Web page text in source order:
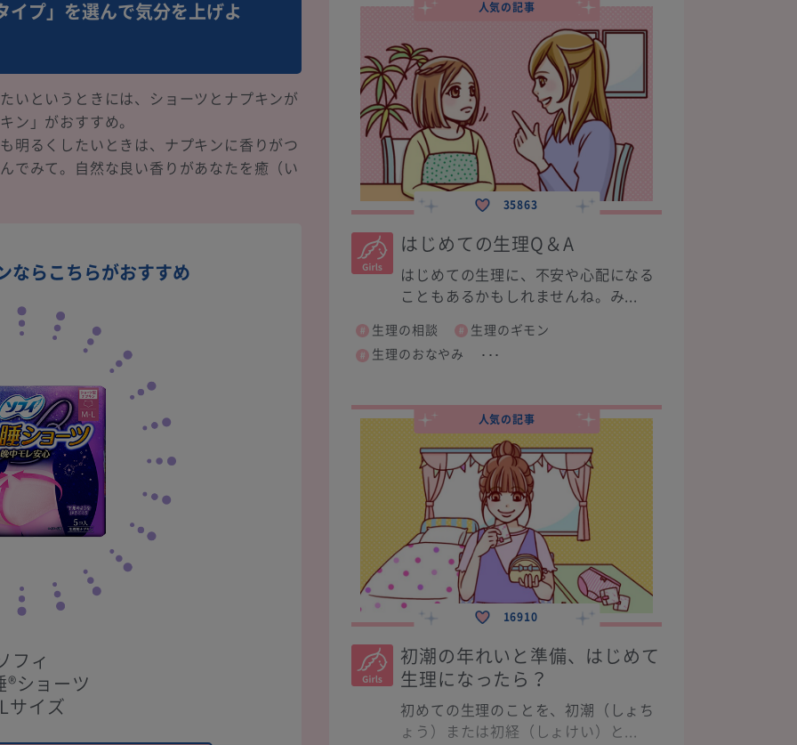
イプ」を選んで気分を上げよ
いというときには、ショーツとナプキンが
ン」がおすすめ。
明るくしたいときは、ナプキンに香りがつ
でみて。自然な良い香りがあなたを癒（い
ならこちらがおすすめ
フィ
®ショーツ
サイズ
人気の記事
35863
はじめての生理Q＆A
はじめての生理に、不安や心配になる
こともあるかもしれませんね。み...
生理の相談
生理のギモン
生理のおなやみ
･･･
人気の記事
16910
初潮の年れいと準備、はじめて
生理になったら？
初めての生理のことを、初潮（しょち
ょう）または初経（しょけい）と...